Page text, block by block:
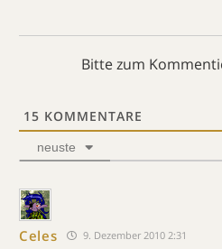
Bitte zum
15 KOMMENTARE
neuste
Celes 9. Dezember 2010 2:31